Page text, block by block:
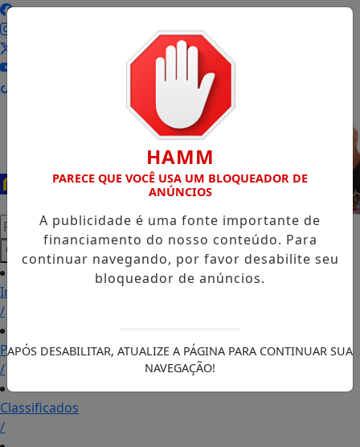
Pesquisar Notícia
Início
/
Podcasts
/
Classificados
/
HAMM
PARECE QUE VOCÊ USA UM BLOQUEADOR DE
ANÚNCIOS
A publicidade é uma fonte importante de
financiamento do nosso conteúdo. Para
continuar navegando, por favor desabilite seu
bloqueador de anúncios.
APÓS DESABILITAR, ATUALIZE A PÁGINA PARA CONTINUAR SUA
NAVEGAÇÃO!